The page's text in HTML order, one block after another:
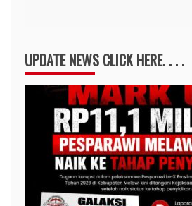
UPDATE NEWS CLICK HERE. . . .